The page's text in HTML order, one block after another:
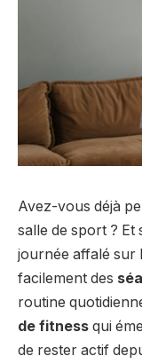
Avez-vous déjà
salle de sport ? Et
journée affalé sur
facilement des
routine
de fitness qui
de rester actif